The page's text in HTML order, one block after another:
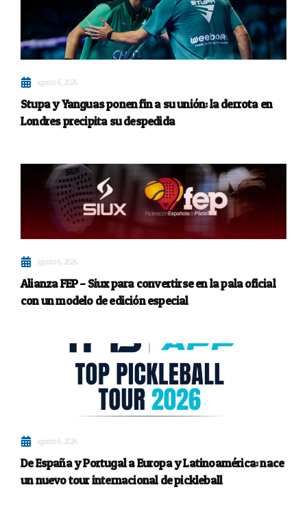
agosto 6, 2026
Stupa y Yanguas ponen fin a su unión: la derrota en
Londres precipita su despedida
agosto 6, 2026
Alianza FEP – Siux para convertirse en la pala oficial
con un modelo de edición especial
agosto 6, 2026
De España y Portugal a Europa y Latinoamérica: nace
un nuevo tour internacional de pickleball